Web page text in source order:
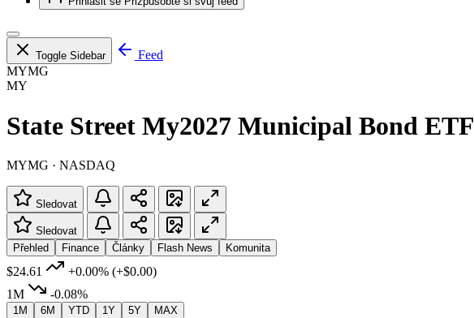
Toggle Sidebar
Feed
MYMG
MY
State Street My2027 Municipal Bond ETF
MYMG · NASDAQ
Sledovat
Sledovat
Přehled
Finance Články Flash News Komunita
$24.61 +0.00% (+$0.00)
1M
-0.08%
1M 6M YTD 1Y 5Y MAX